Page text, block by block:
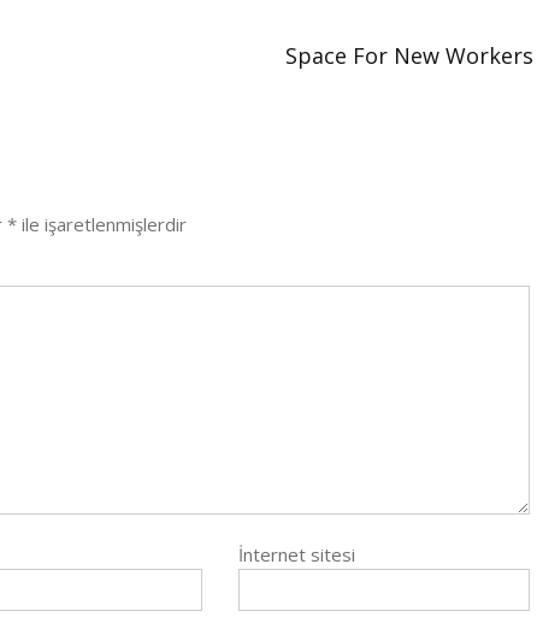
Space For New Workers
* ile işaretlenmişlerdir
İnternet sitesi